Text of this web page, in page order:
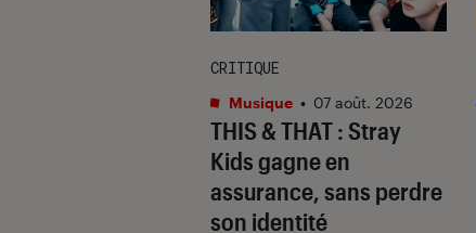
THIS & THAT: Stray
Kids gagne en
assurance, sans perdre
son identité
CRITIQUE
Musique • 07 août. 2026